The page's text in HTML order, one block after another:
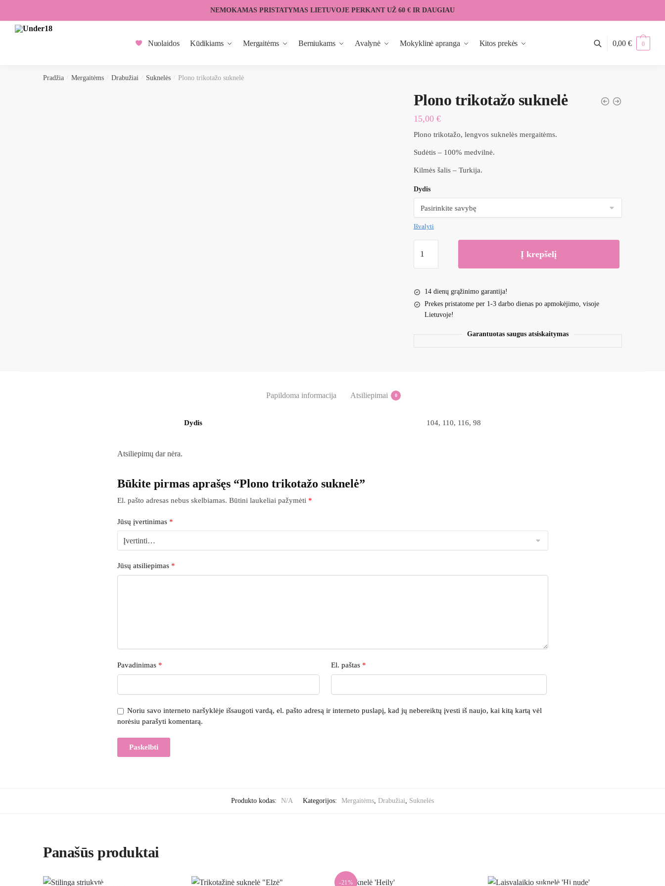
navigation
content
NEMOKAMAS PRISTATYMAS LIETUVOJE PERKANT UŽ 60 € IR DAUGIAU
Nuolaidos Kūdikiams Mergaitėms Berniukams Avalynė Mokyklinė apranga Kitos prekės 0,00€ 0
Pradžia Mergaitėms Drabužiai Suknelės Plono trikotažo suknelė
Plono trikotažo suknelė
15,00 €
Plono trikotažo, lengvos suknelės mergaitėms.
Sudėtis – 100% medvilnė.
Kilmės šalis – Turkija.
Dydis
Išvalyti
kiekis:
Plono
suknelė
Į krepšelį
14 dienų grąžinimo garantija!
Prekes pristatome per 1-3 darbo dienas po apmokėjimo, visoje
Lietuvoje!
Garantuotas saugus atsiskaitymas
Papildoma informacija Atsiliepimai 0
Dydis 104, 110, 116, 98
Atsiliepimų dar nėra.
Būkite pirmas aprašęs “Plono trikotažo suknelė”
El. pašto adresas nebus skelbiamas. Būtini laukeliai pažymėti *
Jūsų įvertinimas *
Jūsų atsiliepimas *
Pavadinimas * El. paštas *
Noriu savo interneto naršyklėje išsaugoti vardą, el. pašto adresą ir interneto puslapį, kad jų nebereiktų įvesti iš naujo, kai kitą kartą vėl
norėsiu parašyti komentarą.
Produkto kodas: N/A Kategorijos: Mergaitėms Drabužiai Suknelės
Panašūs produktai
-21%